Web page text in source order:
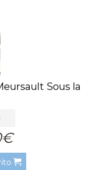
Sous la